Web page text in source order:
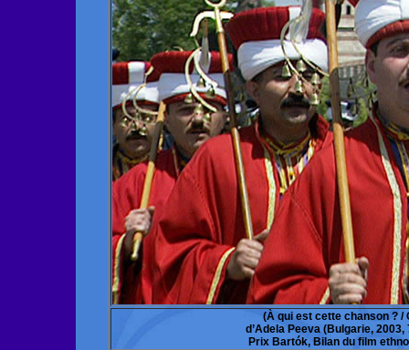
(À qui est cette chanson ? /
d’Adela Peeva (Bulgarie,
Prix Bartók, Bilan du film